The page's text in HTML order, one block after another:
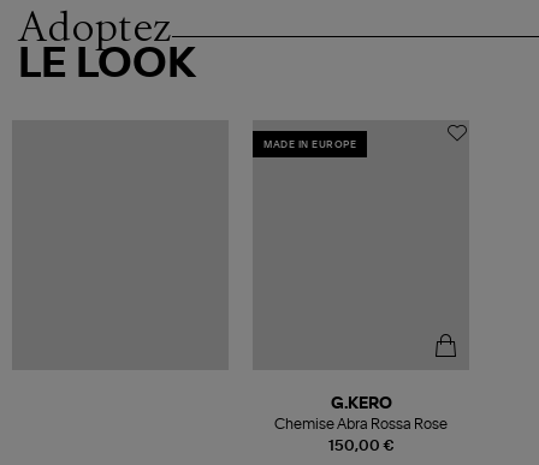
Adoptez
LE LOOK
MADE IN EUROPE
150,00 €
G.KERO
Chemise Abra Rossa Rose